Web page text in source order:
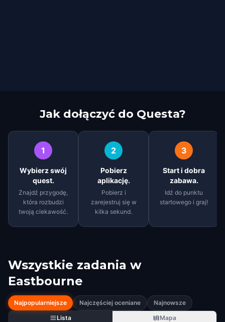
Jak dołączyć do Questa?
1
Wybierz swój
quest.
Znajdź przygodę,
która rozbudzi
twoją ciekawość.
2
Pobierz
aplikację.
Pobierz i
zarejestruj się w
kilka sekund.
3
Start i dobra
zabawa.
Idź do punktu
startowego i graj!
Wszystkie zadania w
Eastbourne
Najpopularniejsze Najczęściej oceniane
Najnowsze
Lista
Mapa